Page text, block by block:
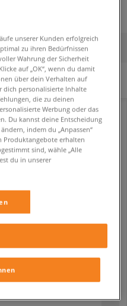
damen
unserer Kunden erfolgreich
zu ihren Bedürfnissen
Wahrung der Sicherheit
auf „OK“, wenn du damit
über dein Verhalten auf
dich personalisierte Inhalte
die zu deinen
Werbung oder das
Du kannst deine Entscheidung
indem du „Anpassen“
Produktangebote erhalten
sind, wähle „Alle
du in unserer